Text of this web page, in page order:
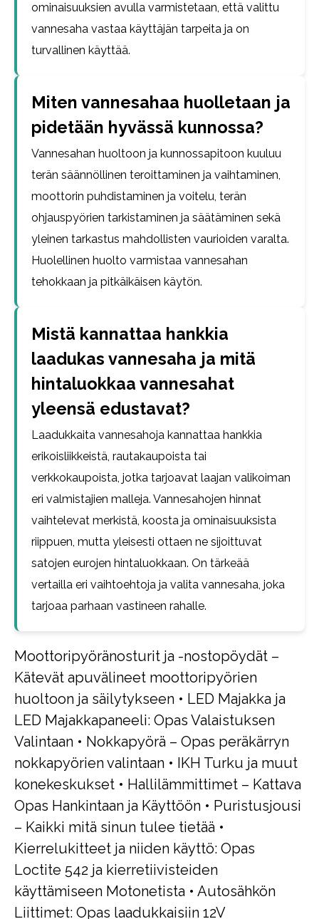
ominaisuuksien avulla varmistetaan, että valittu
vannesaha vastaa käyttäjän tarpeita ja on
turvallinen käyttää.
Miten vannesahaa huolletaan ja
pidetään hyvässä kunnossa?
Vannesahan huoltoon ja kunnossapitoon kuuluu
terän säännöllinen teroittaminen ja vaihtaminen,
moottorin puhdistaminen ja voitelu, terän
ohjauspyörien tarkistaminen ja säätäminen sekä
yleinen tarkastus mahdollisten vaurioiden varalta.
Huolellinen huolto varmistaa vannesahan
tehokkaan ja pitkäikäisen käytön.
Mistä kannattaa hankkia
laadukas vannesaha ja mitä
hintaluokkaa vannesahat
yleensä edustavat?
Laadukkaita vannesahoja kannattaa hankkia
erikoisliikkeistä, rautakaupoista tai
verkkokaupoista, jotka tarjoavat laajan valikoiman
eri valmistajien malleja. Vannesahojen hinnat
vaihtelevat merkistä, koosta ja ominaisuuksista
riippuen, mutta yleisesti ottaen ne sijoittuvat
satojen eurojen hintaluokkaan. On tärkeää
vertailla eri vaihtoehtoja ja valita vannesaha, joka
tarjoaa parhaan vastineen rahalle.
Moottoripyöränosturit ja -nostopöydät –
Kätevät apuvälineet moottoripyörien
huoltoon ja säilytykseen • LED Majakka ja
LED Majakkapaneeli: Opas Valaistuksen
Valintaan • Nokkapyörä – Opas peräkärryn
nokkapyörien valintaan • IKH Turku ja muut
konekeskukset • Hallilämmittimet – Kattava
Opas Hankintaan ja Käyttöön • Puristusjousi
– Kaikki mitä sinun tulee tietää •
Kierrelukitteet ja niiden käyttö: Opas
Loctite 542 ja kierretiivisteiden
käyttämiseen Motonetista • Autosähkön
Liittimet: Opas laadukkaisiin 12V